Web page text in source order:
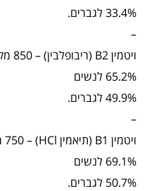
33.4% לגברים.
–
ויטמין B2 (ריבופלבין) – 850 מק"ג
65.2% לנשים
49.9% לגברים.
–
ויטמין B1 (תיאמין HCl) – 750 מק"ג
69.1% לנשים
50.7% לגברים.